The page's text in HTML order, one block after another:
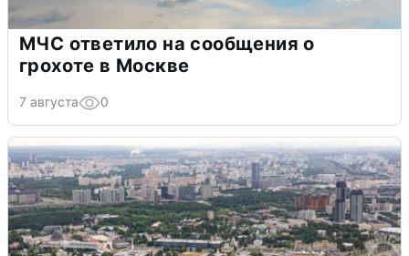
МЧС ответило на сообщения о
грохоте в Москве
7 августа 0